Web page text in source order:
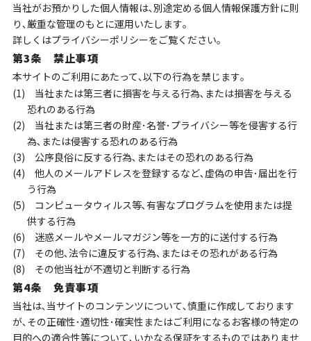
当社がお預かりした個人情報は､別途定める個人情報保護方針に則
り､厳重な管理のもとに運用いたします｡
詳しくはプライバシーポリシーをご覧ください｡
第3条 禁止事項
本サイトのご利用にあたって､以下の行為を禁じます｡
(1) 当社または第三者に損害を与える行為､または損害を与える
恐れのある行為
(2) 当社または第三者の財産･名誉･プライバシー等を侵害する行
為､または侵害する恐れのある行為
(3) 公序良俗に反する行為､またはその恐れのある行為
(4) 他人のメールアドレスを登録するなど､虚偽の申告･届出を行
う行為
(5) コンピュータウィルス等､有害なプログラムを使用または提
供する行為
(6) 迷惑メールやメールマガジン等を一方的に送付する行為
(7) その他､法令に違反する行為､またはその恐れがある行為
(8) その他当社が不適切と判断する行為
第4条 免責事項
当社は､当サイトのコンテンツについて､慎重に作成しております
が､その正確性･適切性･確実性またはご利用になるお客様の特定の
目的への適合性等について､いかなる保証をするものではありませ